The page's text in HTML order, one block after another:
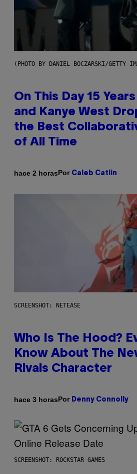
(PHOTO BY DANIEL BOCZARSKI/GETTY
On This Day 15
and Kanye West
the Best
of All Time
hace 2 horasPor Caleb Catlin
SCREENSHOT: NETEASE
Who Is The Hood?
Know About The
Rivals Character
hace 3 horasPor Denny Connolly
SCREENSHOT: ROCKSTAR GAMES